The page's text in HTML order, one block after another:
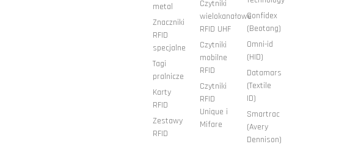
metal
Znaczniki
RFID
specjalne
Tagi
pralnicze
Karty
RFID
Zestawy
RFID
Czytniki
wielokanałowe
RFID UHF
Czytniki
mobilne
RFID
Czytniki
RFID
Unique i
Mifare
Confidex
(Beotang)
Omni-id
(HID)
Datamars
(Textile
ID)
Smartrac
(Avery
Dennison)